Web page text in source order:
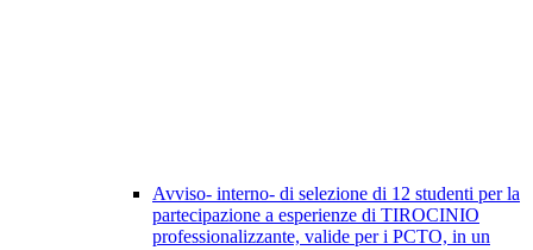
Avviso- interno- di selezione di 12 studenti per la
partecipazione a esperienze di TIROCINIO
professionalizzante, valide per i PCTO, in un